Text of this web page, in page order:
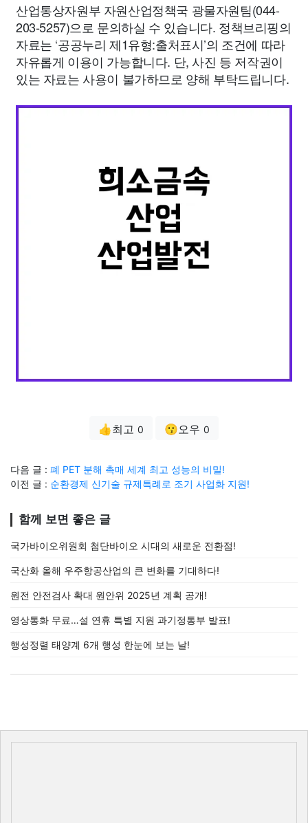
산업통상자원부 자원산업정책국 광물자원팀(044-
203-5257)으로 문의하실 수 있습니다. 정책브리핑의
자료는 ‘공공누리 제1유형:출처표시’의 조건에 따라
자유롭게 이용이 가능합니다. 단, 사진 등 저작권이
있는 자료는 사용이 불가하므로 양해 부탁드립니다.
👍최고 0 😗오우 0
다음 글 : 폐 PET 분해 촉매 세계 최고 성능의 비밀!
이전 글 : 순환경제 신기술 규제특례로 조기 사업화 지원!
함께 보면 좋은 글
국가바이오위원회 첨단바이오 시대의 새로운 전환점!
국산화 올해 우주항공산업의 큰 변화를 기대하다!
원전 안전검사 확대 원안위 2025년 계획 공개!
영상통화 무료…설 연휴 특별 지원 과기정통부 발표!
행성정렬 태양계 6개 행성 한눈에 보는 날!